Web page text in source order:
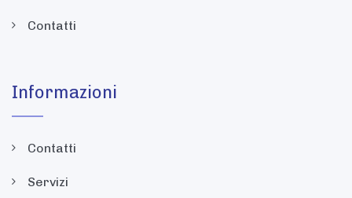
Contatti
Informazioni
Contatti
Servizi